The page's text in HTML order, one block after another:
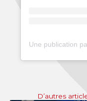
D’autres